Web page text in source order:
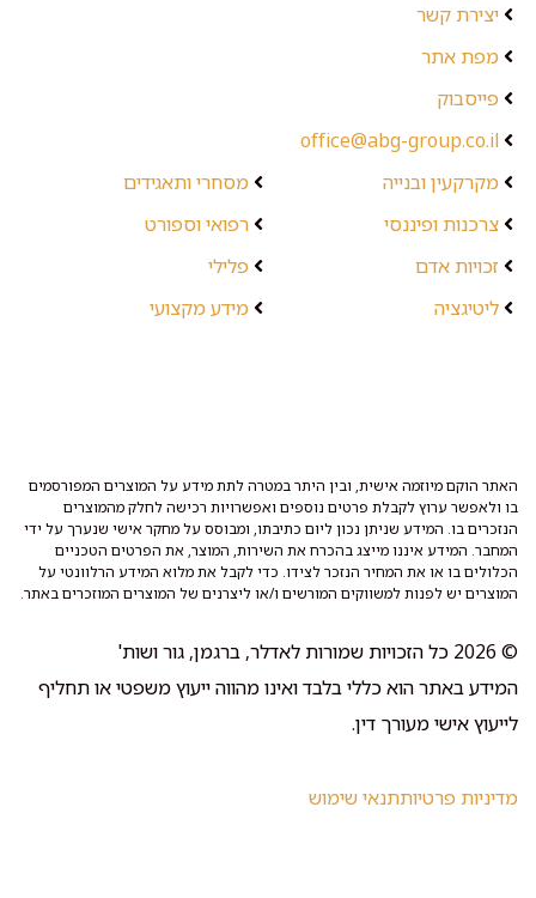
יצירת קשר
מפת אתר
פייסבוק
office@abg-group.co.il
מקרקעין ובנייה
צרכנות ופיננסי
זכויות אדם
ליטיגציה
מסחרי ותאגידים
רפואי וספורט
פלילי
מידע מקצועי
האתר הוקם מיוזמה אישית, ובין היתר במטרה לתת מידע על המוצרים המפורסמים
בו ולאפשר ערוץ לקבלת פרטים נוספים ואפשרויות רכישה לחלק מהמוצרים
הנזכרים בו. המידע שניתן נכון ליום כתיבתו, ומבוסס על מחקר אישי שנערך על ידי
המחבר. המידע איננו מייצג בהכרח את השירות, המוצר, את הפרטים הטכניים
הכלולים בו או את המחיר הנזכר לצידו. כדי לקבל את מלוא המידע הרלוונטי על
המוצרים יש לפנות למשווקים המורשים ו/או ליצרנים של המוצרים המוזכרים באתר.
© 2026 כל הזכויות שמורות לאדלר, ברגמן, גור ושות'
המידע באתר הוא כללי בלבד ואינו מהווה ייעוץ משפטי או תחליף
לייעוץ אישי מעורך דין.
מדיניות פרטיותתנאי שימוש